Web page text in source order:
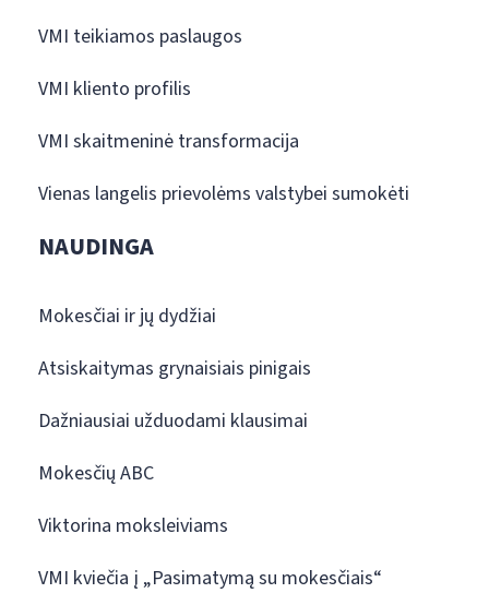
VMI teikiamos paslaugos
VMI kliento profilis
VMI skaitmeninė transformacija
Vienas langelis prievolėms valstybei sumokėti
NAUDINGA
Mokesčiai ir jų dydžiai
Atsiskaitymas grynaisiais pinigais
Dažniausiai užduodami klausimai
Mokesčių ABC
Viktorina moksleiviams
VMI kviečia į „Pasimatymą su mokesčiais“